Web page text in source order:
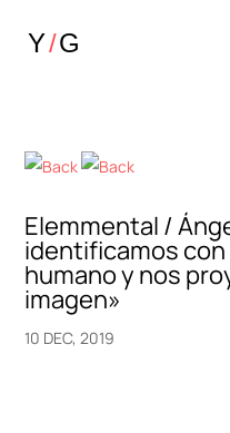
Elemmental /
identificamos
humano y nos
imagen»
10 DEC, 2019